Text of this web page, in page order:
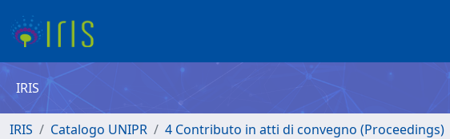
IRIS
IRIS Catalogo UNIPR 4 Contributo in atti di convegno (Proceedings)